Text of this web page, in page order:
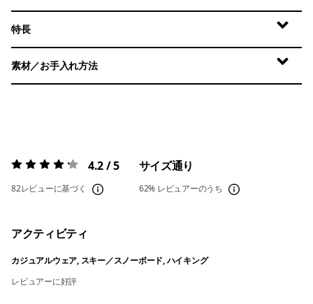
特長
素材／お手入れ方法
評価:4.2 / 5 4.2 / 5
82レビューに基づく
サイズ通り
62% レビュアーのうち
アクティビティ
カジュアルウェア, スキー／スノーボード, ハイキング
レビュアーに好評